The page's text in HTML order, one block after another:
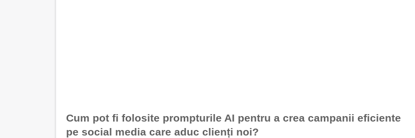
Cum pot fi folosite prompturile AI pentru a crea campanii eficiente
pe social media care aduc clienți noi?